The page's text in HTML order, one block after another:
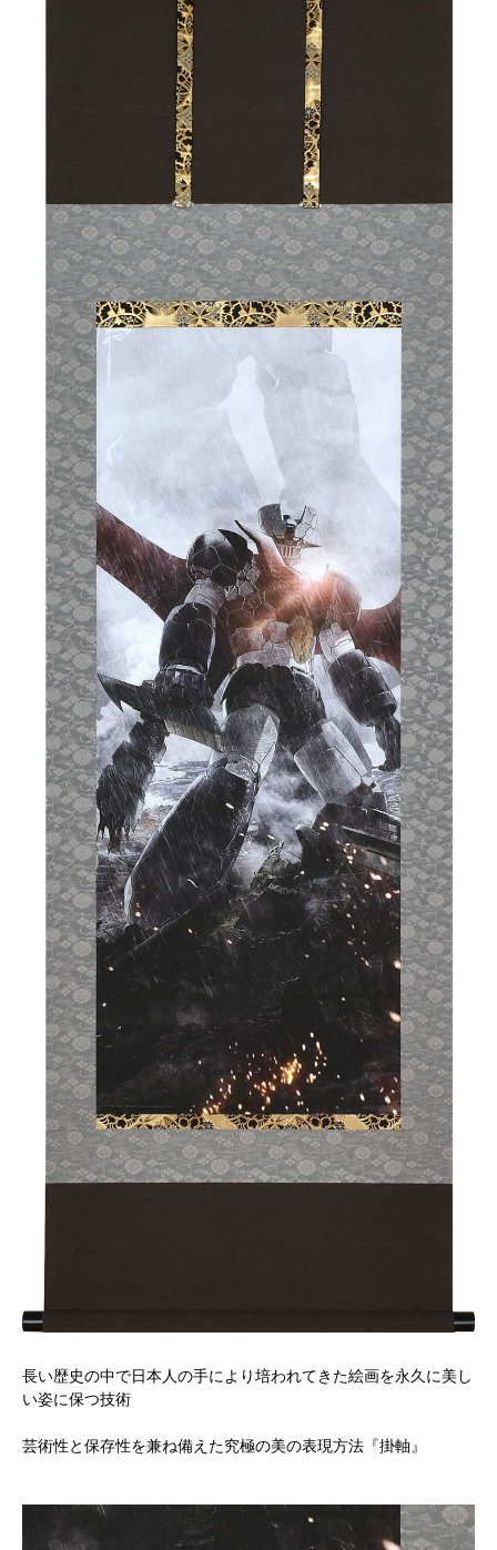
長い歴史の中で日本人の手により培われてきた絵画を永久に美し
い姿に保つ技術
芸術性と保存性を兼ね備えた究極の美の表現方法『掛軸』